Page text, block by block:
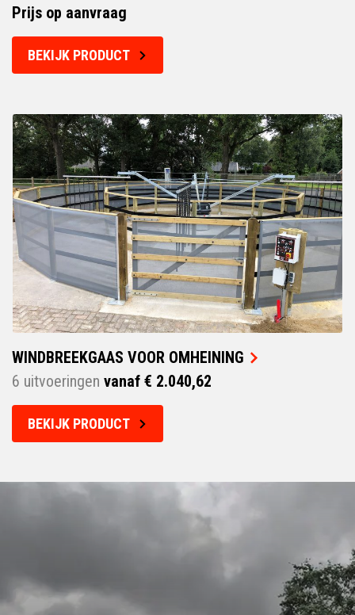
Prijs op aanvraag
BEKIJK PRODUCT
WINDBREEKGAAS VOOR OMHEINING
6 uitvoeringen vanaf € 2.040,62
BEKIJK PRODUCT